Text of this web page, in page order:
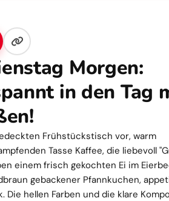
Morgen:
in den Tag
Frühstückstisch vor, warm
Tasse Kaffee, die liebevoll
einem frisch gekochten Ei im
gebackener Pfannkuchen,
hellen Farben und die klare